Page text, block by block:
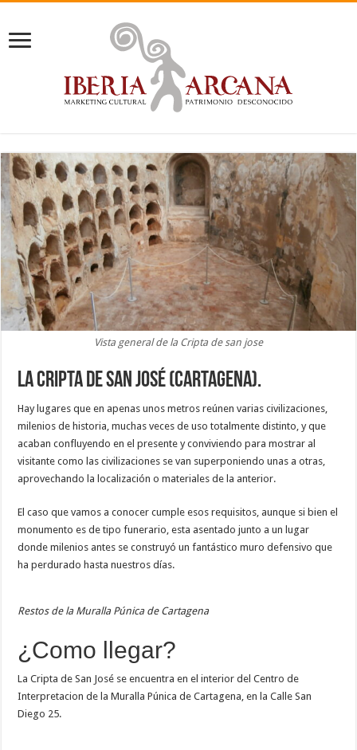
Vista general de la Cripta de san jose
La Cripta de San José (Cartagena).
Hay lugares que en apenas unos metros reúnen varias civilizaciones,
milenios de historia, muchas veces de uso totalmente distinto, y que
acaban confluyendo en el presente y conviviendo para mostrar al
visitante como las civilizaciones se van superponiendo unas a otras,
aprovechando la localización o materiales de la anterior.
El caso que vamos a conocer cumple esos requisitos, aunque si bien el
monumento es de tipo funerario, esta asentado junto a un lugar
donde milenios antes se construyó un fantástico muro defensivo que
ha perdurado hasta nuestros días.
Restos de la Muralla Púnica de Cartagena
¿Como llegar?
La Cripta de San José se encuentra en el interior del Centro de
Interpretacion de la Muralla Púnica de Cartagena, en la Calle San
Diego 25.